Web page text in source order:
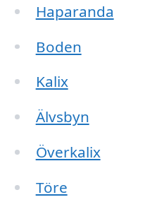
Haparanda
Boden
Kalix
Älvsbyn
Överkalix
Töre